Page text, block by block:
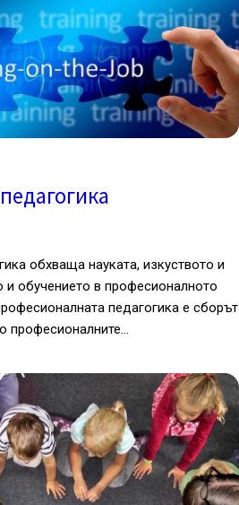
обхваща науката, изкуството и
и обучението в професионалното
педагогика е сборът
професионалните…